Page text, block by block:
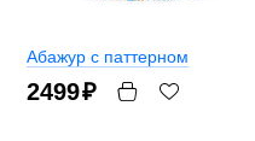
Абажур с паттерном
2499₽